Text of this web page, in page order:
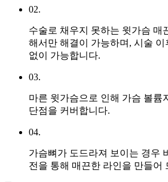
02.
수술로 채우지 못하는 윗가슴 매
해서만 해결이 가능하며, 시술 이
없이 가능합니다.
03.
마른 윗가슴으로 인해 가슴 볼륨
단점을 커버합니다.
04.
가슴뼈가 도드라져 보이는 경우
전을 통해 매끈한 라인을 만들어